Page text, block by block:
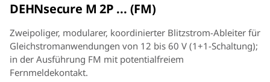
DEHNsecure M 2P ... (FM)
Zweipoliger, modularer, koordinierter Blitzstrom-Ableiter für
Gleichstromanwendungen von 12 bis 60 V (1+1-Schaltung);
in der Ausführung FM mit potentialfreiem
Fernmeldekontakt.